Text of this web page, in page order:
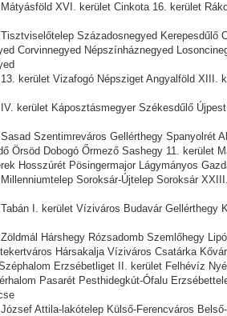
XVI. kerület Cinkota 16. kerület
Századosnegyed Kerepesdűlő
Corvinnegyed Népszínháznegyed
kerület Vizafogó Népsziget Angyalföld XIII.
kerület Káposztásmegyer Székesdűlő
Szentimreváros Gellérthegy Spanyolrét
Örsöd Dobogó Őrmező Sashegy 11. kerület
Hosszúrét Pösingermajor Lágymányos
Soroksár-Újtelep Soroksár
I. kerület Víziváros Budavár Gellérthegy
Hárshegy Rózsadomb Szemlőhegy
Hársakalja Víziváros Csatárka
Erzsébetliget II. kerület Felhévíz
Pasarét Pesthidegkút-Ófalu
Attila-lakótelep Külső-Ferencváros